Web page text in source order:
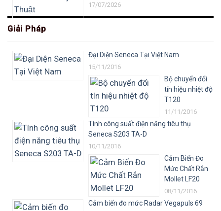
17/07/2026
Giải Pháp
Đại Diện Seneca Tại Việt Nam
15/11/2016
Bộ chuyển đổi
tín hiệu nhiệt độ
T120
11/11/2016
Tính công suất điện năng tiêu thụ
Seneca S203 TA-D
10/11/2016
Cảm Biến Đo
Mức Chất Rắn
Mollet LF20
08/11/2016
Cảm biến đo mức Radar Vegapuls 69